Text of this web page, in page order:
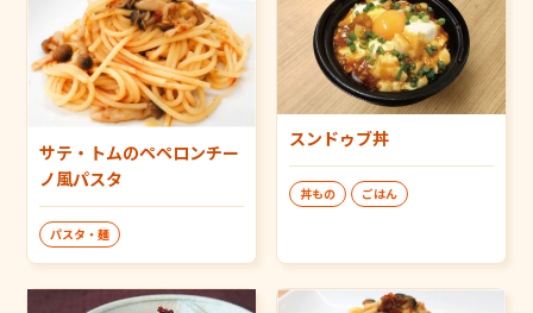
サテ・トムのペペロンチー
ノ風パスタ
パスタ・麺
スンドゥブ丼
丼もの ごはん